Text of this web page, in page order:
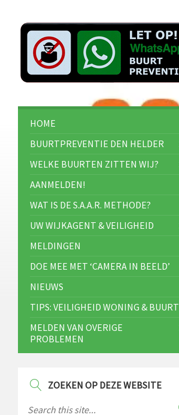
HOME
BUURTPREVENTIE DEN HELDER
WELKE BUURTEN ZITTEN WIJ?
AANMELDEN!
WAT IS DE S.A.A.R. METHODE?
UW WIJKAGENT & VEILIGHEID
MELDINGEN
DOE MEE MET ‘CAMERA IN BEELD’
NIEUWS
TIPS: VEILIGHEID WONING & BUURT
MELDEN VAN OVERIGE
PROBLEMEN
ZOEKEN OP DEZE WEBSITE